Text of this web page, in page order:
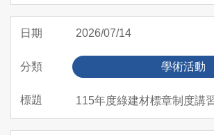
2026/07/14
學術活動
115年度綠建材標章制度講